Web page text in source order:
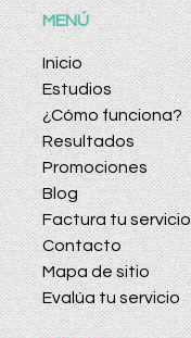
MENÚ
Inicio
Estudios
¿Cómo funciona?
Resultados
Promociones
Blog
Factura tu servicio
Contacto
Mapa de sitio
Evalúa tu servicio